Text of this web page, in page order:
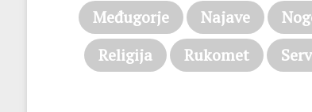
Međugorje
Najave
Religija
Rukomet